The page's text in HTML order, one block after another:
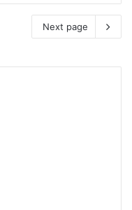
Next page